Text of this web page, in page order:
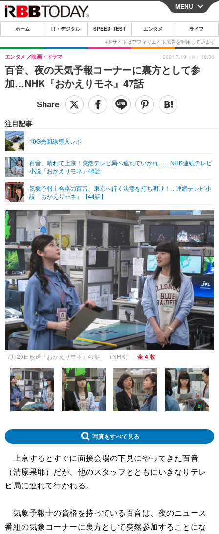
CLOSE
ホーム
IT・デジタル
IT・デジタルTOP スマートフォン
ショッピング その他
SPEED TEST
エンタメTOP 映画・ドラマ
グラビア
ショッピング その他
ライフTOP
その他
リリース一覧
プッシュ通知の停止方法
MENU
ホーム IT・デジタル SPEED TEST エンタメ ライフ
百音、夜の天気予報コーナーに裏方として参
加…NHK『おかえりモネ』47話
エンタメ 映画・ドラマ
注目記事
10G光回線導入レポ
百音、晴れて上京！突然テレビ局へ連れていかれ……NHK連続テレビ
小説『おかえりモネ』46話
気象予報士合格の百音、東京へ行く決意を打ち明け！…連続テレビ小
説「おかえりモネ」【44話】
2021.7.19（月）18:36
7月20日放送『おかえりモネ』47話 （NHK） 全 4 枚
写真をすべて見る
上京するとすぐに面接会場の下見にやってきた百音
（清原果耶）だが、他のスタッフとともにいきなりテレ
ビ局に連れて行かれる。
気象予報士の資格を持っている百音は、夜のニュース
番組の気象コーナーに裏方として突然参加することにな